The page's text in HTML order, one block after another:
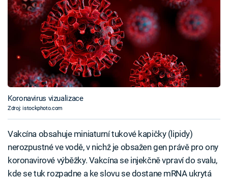
Koronavirus vizualizace
Zdroj: istockphoto.com
Vakcína obsahuje miniaturní tukové kapičky (lipidy)
nerozpustné ve vodě, v nichž je obsažen gen právě pro ony
koronavirové výběžky. Vakcína se injekčně vpraví do svalu,
kde se tuk rozpadne a ke slovu se dostane mRNA ukrytá